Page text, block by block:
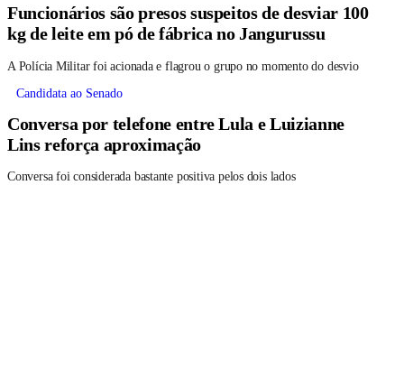
Funcionários são presos suspeitos de desviar 100
kg de leite em pó de fábrica no Jangurussu
A Polícia Militar foi acionada e flagrou o grupo no momento do desvio
Candidata ao Senado
Conversa por telefone entre Lula e Luizianne
Lins reforça aproximação
Conversa foi considerada bastante positiva pelos dois lados